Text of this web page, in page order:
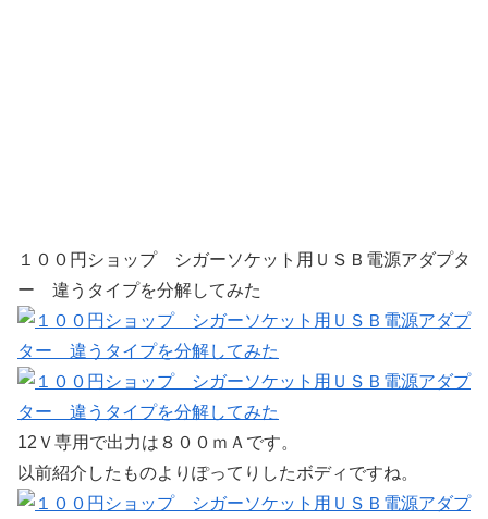
１００円ショップ シガーソケット用ＵＳＢ電源アダプタ
ー 違うタイプを分解してみた
12Ｖ専用で出力は８００ｍＡです。
以前紹介したものよりぽってりしたボディですね。